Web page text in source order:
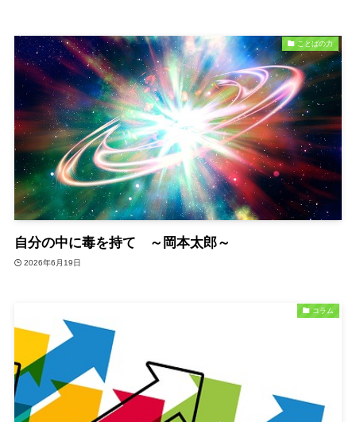
ことばの力
自分の中に毒を持て ～岡本太郎～
2026年6月19日
コラム